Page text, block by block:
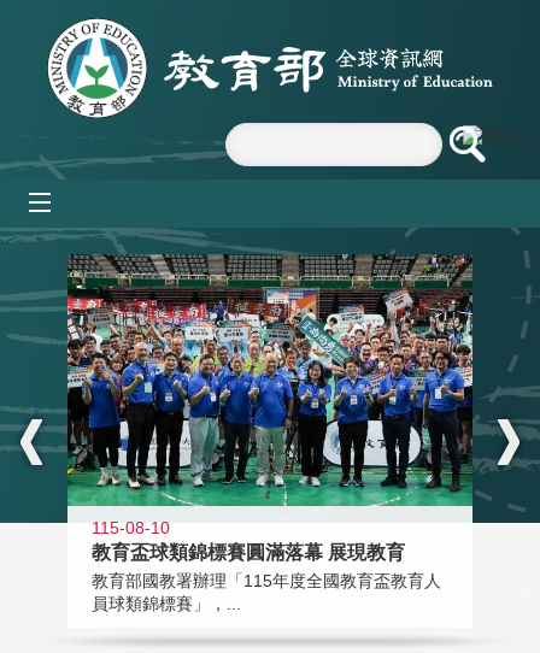
跳到主要內容區塊
:::
115-08-10
教育盃球類錦標賽圓滿落幕 展現教育
教育部國教署辦理「115年度全國教育盃教育人
員球類錦標賽」，...